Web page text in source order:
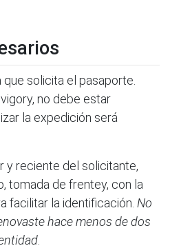
que solicita el pasaporte.
no debe estar
la expedición será
y reciente del solicitante,
tomada de frentey, con la
facilitar la identificación. No
hace menos de dos